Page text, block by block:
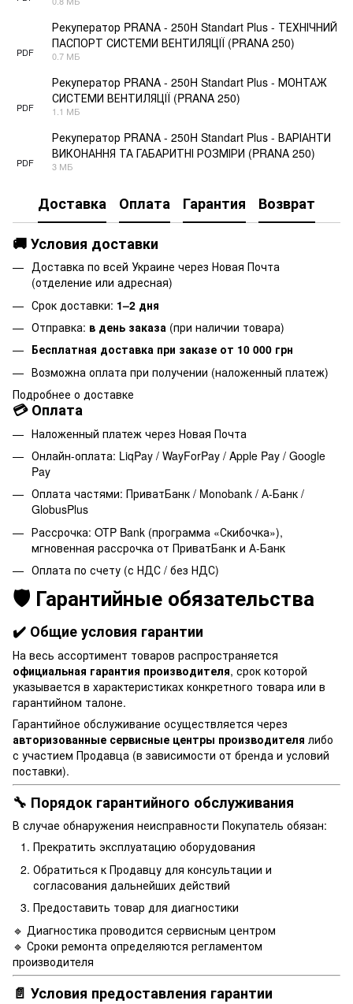
PDF
Рекуператор PRANA - 250H Standart Plus - ТЕХНІЧНИЙ
ПАСПОРТ СИСТЕМИ ВЕНТИЛЯЦІЇ (PRANA 250)
0.7 МБ
PDF
Рекуператор PRANA - 250H Standart Plus - МОНТАЖ
СИСТЕМИ ВЕНТИЛЯЦІЇ (PRANA 250)
1.1 МБ
PDF
Рекуператор PRANA - 250H Standart Plus - ВАРІАНТИ
ВИКОНАННЯ ТА ГАБАРИТНІ РОЗМІРИ (PRANA 250)
3 МБ
Доставка Оплата Гарантия
Возврат
🚚 Условия доставки
Доставка по всей Украине через Новая Почта
(отделение или адресная)
Срок доставки: 1–2 дня
Отправка: в день заказа (при наличии товара)
Бесплатная доставка при заказе от 10 000 грн
Возможна оплата при получении (наложенный платеж)
Подробнее о доставке
💳 Оплата
Наложенный платеж через Новая Почта
Онлайн-оплата: LiqPay / WayForPay / Apple Pay / Google
Pay
Оплата частями: ПриватБанк / Monobank / А-Банк /
GlobusPlus
Рассрочка: OTP Bank (программа «Скибочка»),
мгновенная рассрочка от ПриватБанк и А-Банк
Оплата по счету (с НДС / без НДС)
🛡️ Гарантийные обязательства
✔️ Общие условия гарантии
На весь ассортимент товаров распространяется
официальная гарантия производителя, срок которой
указывается в характеристиках конкретного товара или в
гарантийном талоне.
Гарантийное обслуживание осуществляется через
авторизованные сервисные центры производителя либо
с участием Продавца (в зависимости от бренда и условий
поставки).
🔧 Порядок гарантийного обслуживания
В случае обнаружения неисправности Покупатель обязан:
Прекратить эксплуатацию оборудования
Обратиться к Продавцу для консультации и
согласования дальнейших действий
Предоставить товар для диагностики
🔹 Диагностика проводится сервисным центром
🔹 Сроки ремонта определяются регламентом
производителя
📄 Условия предоставления гарантии